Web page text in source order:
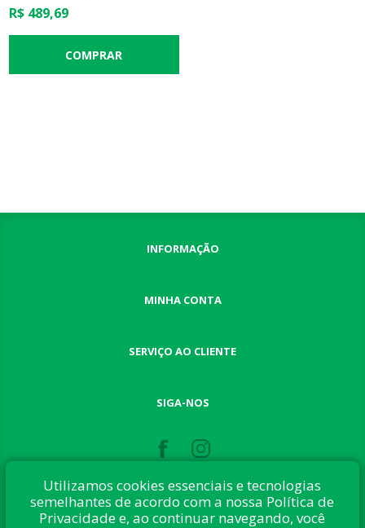
R$ 489,69
INFORMAÇÃO
MINHA CONTA
SERVIÇO AO CLIENTE
SIGA-NOS
Utilizamos cookies essenciais e tecnologias
semelhantes de acordo com a nossa Política de
Privacidade e, ao continuar navegando, você